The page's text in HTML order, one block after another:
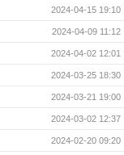
2024-04-15 19:10
2024-04-09 11:12
2024-04-02 12:01
2024-03-25 18:30
2024-03-21 19:00
2024-03-02 12:37
2024-02-20 09:20